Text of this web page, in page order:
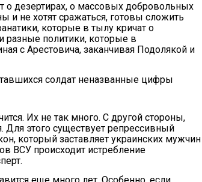
о дезертирах, о массовых добровольных
и не хотят сражаться, готовы сложить
которые в тылу кричат о
разные политики, которые в
с Арестовича, заканчивая Подолякой и
солдат неназванные цифры
Их не так много. С другой стороны,
Для этого существует репрессивный
который заставляет украинских мужчин
ВСУ происходит истребление